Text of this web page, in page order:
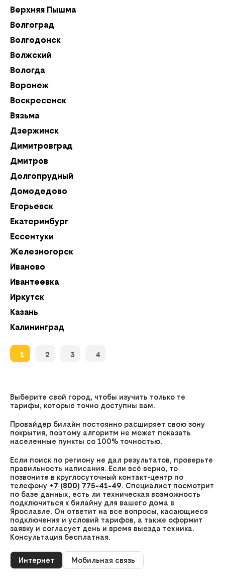
Верхняя Пышма
Волгоград
Волгодонск
Волжский
Вологда
Воронеж
Воскресенск
Вязьма
Дзержинск
Димитровград
Дмитров
Долгопрудный
Домодедово
Егорьевск
Екатеринбург
Ессентуки
Железногорск
Иваново
Ивантеевка
Иркутск
Казань
Калининград
1 2 3 4
Выберите свой город, чтобы изучить только те
тарифы, которые точно доступны вам.
Провайдер билайн постоянно расширяет свою зону
покрытия, поэтому алгоритм не может показать
населенные пункты со 100% точностью.
Если поиск по региону не дал результатов, проверьте
правильность написания. Если всё верно, то
позвоните в круглосуточный контакт-центр по
телефону +7 (800) 775-41-49. Специалист посмотрит
по базе данных, есть ли техническая возможность
подключиться к билайну для вашего дома в
Ярославле. Он ответит на все вопросы, касающиеся
подключения и условий тарифов, а также оформит
заявку и согласует день и время выезда техника.
Консультация бесплатная.
Интернет Мобильная связь